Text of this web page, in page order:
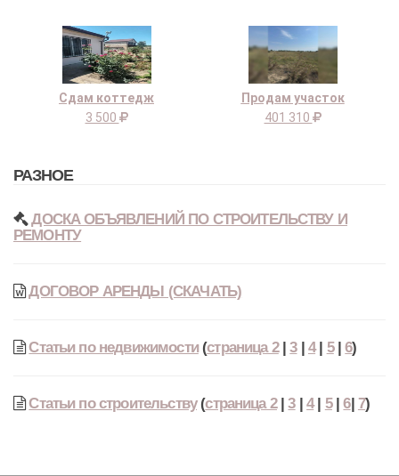
Сдам коттедж
3 500
Продам участок
401 310
РАЗНОЕ
ДОСКА ОБЪЯВЛЕНИЙ ПО СТРОИТЕЛЬСТВУ И
РЕМОНТУ
ДОГОВОР АРЕНДЫ (СКАЧАТЬ)
Статьи по недвижимости(страница 2|3| 4| 5|6)
Статьи по строительству(страница 2|3|4| 5|6| 7)